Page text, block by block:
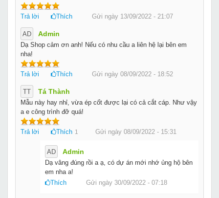
Trả lời Thích Gửi ngày 13/09/2022 - 21:07
AD Admin
Dạ Shop cảm ơn anh! Nếu có nhu cầu a liên hệ lại bên em
nha!
Trả lời Thích Gửi ngày 08/09/2022 - 18:52
TT Tá Thành
Mẫu này hay nhỉ, vừa ép cốt được lại có cả cắt cáp. Như vậy
a e công trình đỡ quá!
Trả lời Thích 1 Gửi ngày 08/09/2022 - 15:31
AD Admin
Dạ vâng đúng rồi a ạ, có dự án mới nhớ ủng hộ bên
em nha a!
Thích
Gửi ngày 30/09/2022 - 07:18